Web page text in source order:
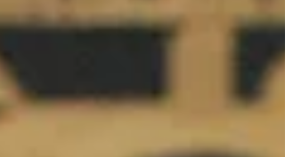
maestro Amauri Junior, a Conserva’s Big Band é
um dos princ